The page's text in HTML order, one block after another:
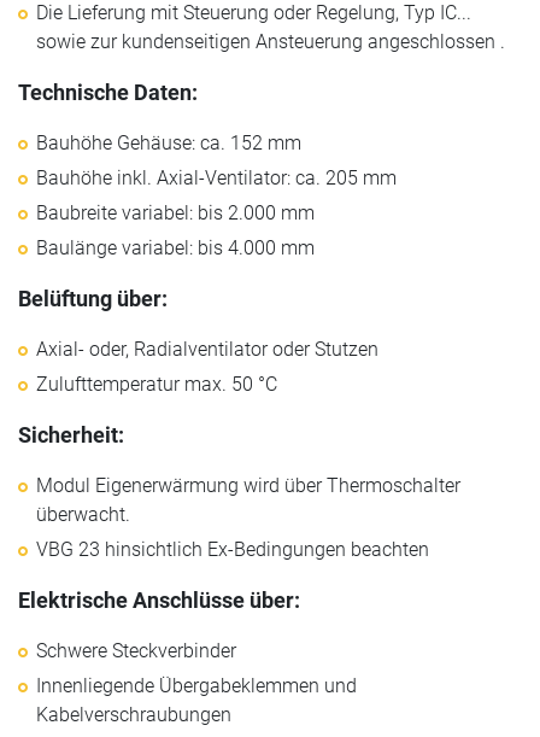
Die Lieferung mit Steuerung oder Regelung, Typ IC...
sowie zur kundenseitigen Ansteuerung angeschlossen .
Technische Daten:
Bauhöhe Gehäuse: ca. 152 mm
Bauhöhe inkl. Axial-Ventilator: ca. 205 mm
Baubreite variabel: bis 2.000 mm
Baulänge variabel: bis 4.000 mm
Belüftung über:
Axial- oder, Radialventilator oder Stutzen
Zulufttemperatur max. 50 °C
Sicherheit:
Modul Eigenerwärmung wird über Thermoschalter
überwacht.
VBG 23 hinsichtlich Ex-Bedingungen beachten
Elektrische Anschlüsse über:
Schwere Steckverbinder
Innenliegende Übergabeklemmen und
Kabelverschraubungen